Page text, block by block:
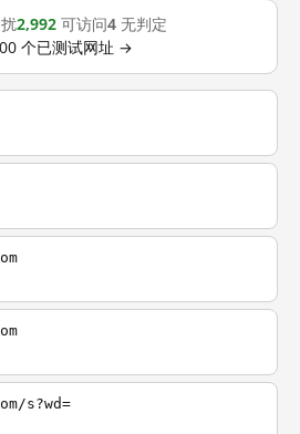
2,992 可访问4 无判定
个已测试网址 →
s?wd=